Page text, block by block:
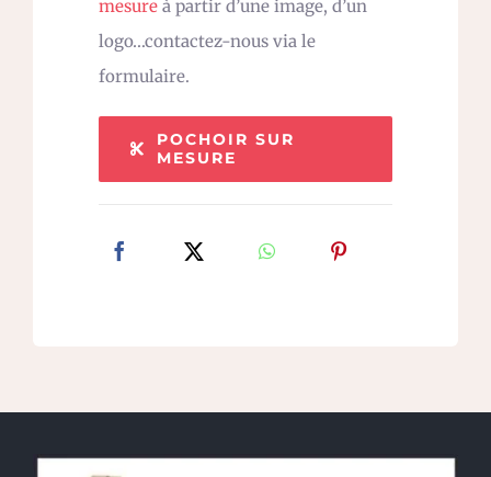
mesure à partir d’une image, d’un
logo…contactez-nous via le
formulaire.
POCHOIR SUR
MESURE